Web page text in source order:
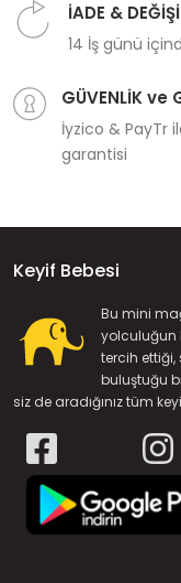
İADE &
14 İş günü
GÜVENLİK ve
İyzico & PayTr
garantisi
Keyif Bebesi
Bu mini
yolculuğun
tercih ettiği,
buluştuğu
siz de aradığınız tüm